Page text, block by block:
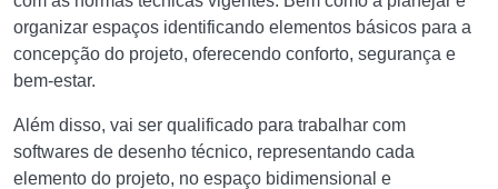
organizar espaços identificando elementos básicos para a
concepção do projeto, oferecendo conforto, segurança e
bem-estar.
Além disso, vai ser qualificado para trabalhar com
softwares de desenho técnico, representando cada
elemento do projeto, no espaço bidimensional e